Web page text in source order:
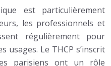
est particulièrement
les professionnels et
régulièrement pour
usages. Le THCP s’inscrit
parisiens ont un rôle